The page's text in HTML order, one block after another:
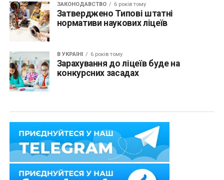
ЗАКОНОДАВСТВО 6 років тому
Затверджено Типові штатні
нормативи наукових ліцеїв
В УКРАЇНІ 6 років тому
Зарахування до ліцеїв буде на
конкурсних засадах